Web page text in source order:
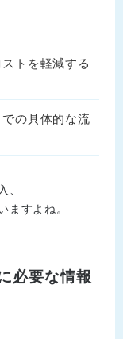
トを軽減する
の具体的な流
、
ますよね。
必要な情報